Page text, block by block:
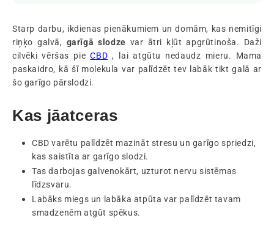
Starp darbu, ikdienas pienākumiem un domām, kas nemitīgi
riņķo galvā, garīgā slodze var ātri kļūt apgrūtinoša. Daži
cilvēki vēršas pieCBD , lai atgūtu nedaudz mieru. Mama
paskaidro, kā šī molekula var palīdzēt tev labāk tikt galā ar
šo garīgo pārslodzi.
Kas jāatceras
CBD varētu palīdzēt mazināt stresu un garīgo spriedzi,
kas saistīta ar garīgo slodzi.
Tas darbojas galvenokārt, uzturot nervu sistēmas
līdzsvaru.
Labāks miegs un labāka atpūta var palīdzēt tavam
smadzenēm atgūt spēkus.